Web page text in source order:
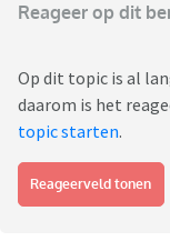
Reageer op dit
Op dit topic is al
daarom is het
topic starten.
Reageerveld tonen